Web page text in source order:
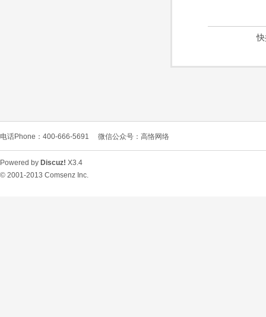
电话Phone：400-666-5691 微信公众号：高恪网络
Powered by Discuz! X3.4
© 2001-2013 Comsenz Inc.